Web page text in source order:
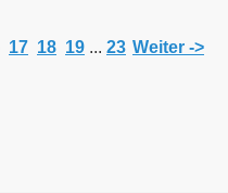
17 18 19 ... 23 Weiter ->